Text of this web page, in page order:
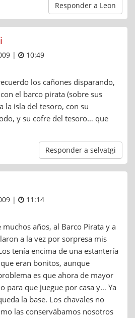
Responder a Leon
| 10:49
los cañones disparando,
el barco pirata (sobre sus
la isla del tesoro, con su
y su cofre del tesoro… que
Responder a selvatgi
| 11:14
años, al Barco Pirata y a
a la vez por sorpresa mis
tenía encima de una estantería
eran bonitos, aunque
es que ahora de mayor
para que juegue por casa y… Ya
la base. Los chavales no
las conservábamos nosotros